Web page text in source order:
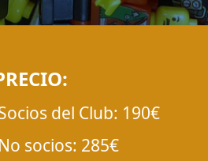
del Club: 190€
No socios: 285€